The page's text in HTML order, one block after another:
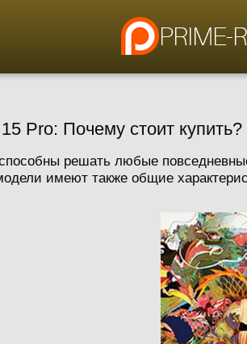
Pro: Почему стоит купить?
решать любые
имеют также общие